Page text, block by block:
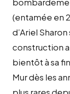
(entamée en
d’Ariel
construction
bientôt à sa
Mur dès les